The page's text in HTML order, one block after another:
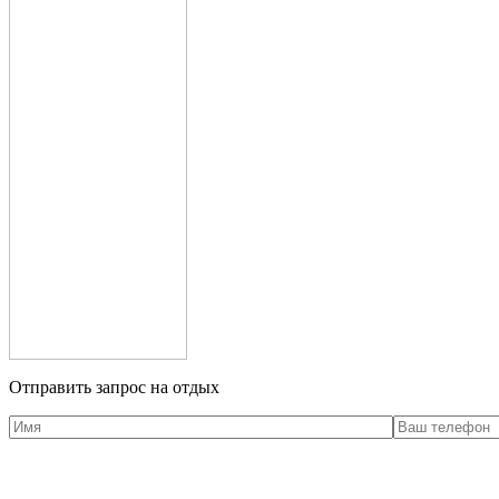
Отправить запрос на отдых